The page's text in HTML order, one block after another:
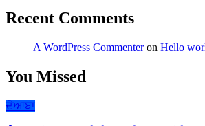
Recent Comments
A WordPress Commenteron Hello
You Missed
ਦੋਆਬਾ